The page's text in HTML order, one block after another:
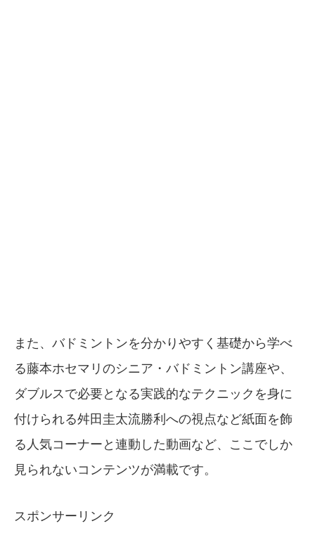
また、バドミントンを分かりやすく基礎から学べ
る藤本ホセマリのシニア・バドミントン講座や、
ダブルスで必要となる実践的なテクニックを身に
付けられる舛田圭太流勝利への視点など紙面を飾
る人気コーナーと連動した動画など、ここでしか
見られないコンテンツが満載です。
スポンサーリンク